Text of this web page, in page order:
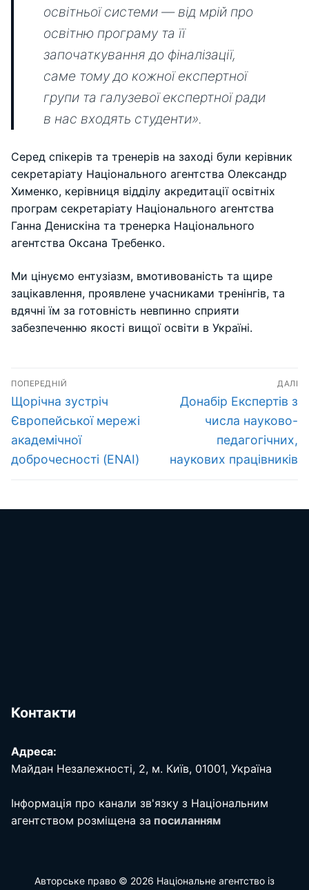
освітньої системи — від мрій про
освітню програму та її
започаткування до фіналізації,
саме тому до кожної експертної
групи та галузевої експертної ради
в нас входять студенти».
Серед спікерів та тренерів на заході були керівник
секретаріату Національного агентства Олександр
Хименко, керівниця відділу акредитації освітніх
програм секретаріату Національного агентства
Ганна Денискіна та тренерка Національного
агентства Оксана Требенко.
Ми цінуємо ентузіазм, вмотивованість та щире
зацікавлення, проявлене учасниками тренінгів, та
вдячні їм за готовність невпинно сприяти
забезпеченню якості вищої освіти в Україні.
Навігація
записів
ПОПЕРЕДНІЙ
Попередній
запис:
Щорічна зустріч
Європейської мережі
академічної
доброчесності (ENAI)
ДАЛІ
Наступний
запис:
Донабір Експертів з
числа науково-
педагогічних,
наукових працівників
Контакти
Адреса:
Майдан Незалежності, 2, м. Київ, 01001, Україна
Інформація про канали зв'язку з Національним
агентством розміщена за посиланням
Авторське право © 2026 Національне агентство із